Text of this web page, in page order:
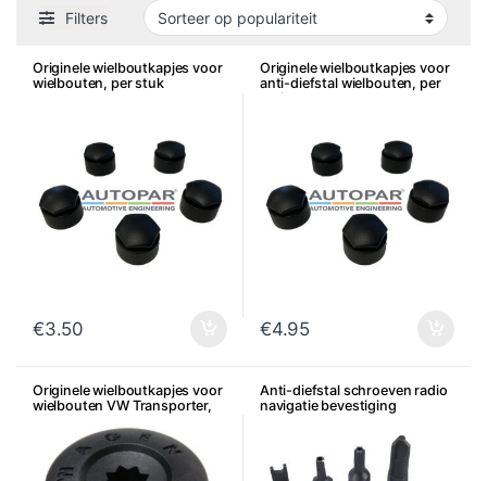
Filters
Originele wielboutkapjes voor
wielbouten, per stuk
€3.50
Originele wielboutkapjes voor
anti-diefstal wielbouten, per
stuk
€4.95
Originele wielboutkapjes voor
wielbouten VW Transporter,
Anti-diefstal schroeven radio
navigatie bevestiging